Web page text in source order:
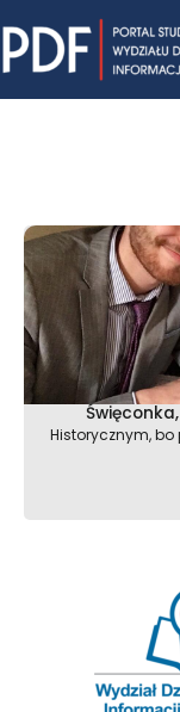
to
content
Historycznym,